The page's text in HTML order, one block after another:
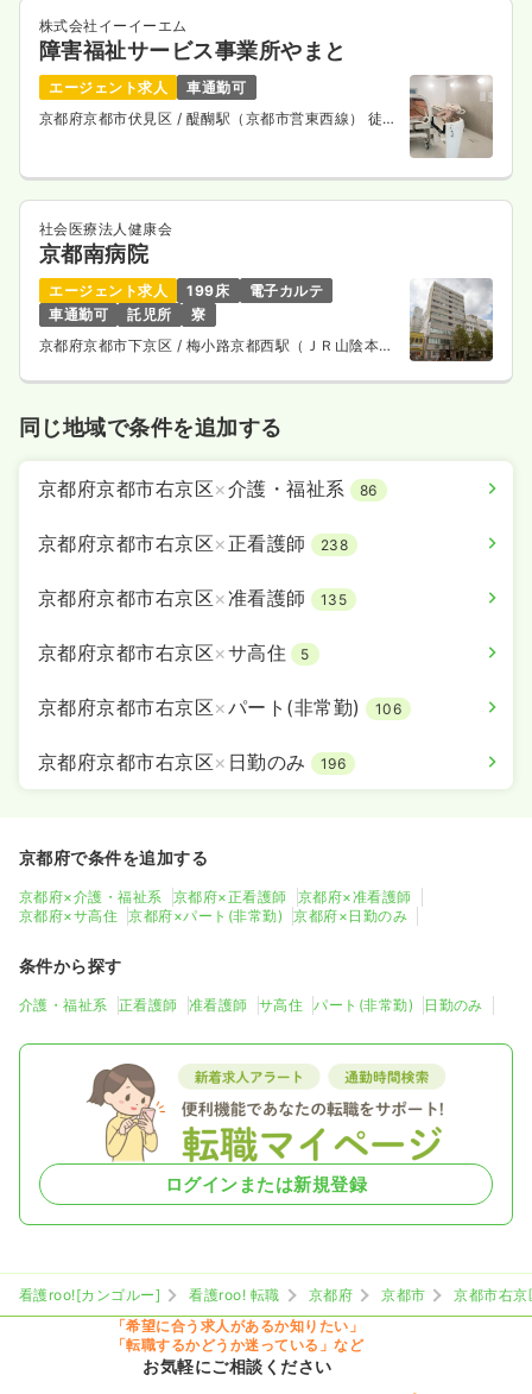
株式会社イーイーエム
障害福祉サービス事業所やまと
エージェント求人
車通勤可
京都府京都市伏見区 / 醍醐駅（京都市営東西線） 徒歩
社会医療法人健康会
京都南病院
エージェント求人 199床
電子カルテ
車通勤可
託児所
寮
京都府京都市下京区 / 梅小路京都西駅（ＪＲ山陰本
同じ地域で条件を追加する
京都府京都市右京区×介護・福祉系 86
京都府京都市右京区× 正看護師 238
京都府京都市右京区×准看護師 135
京都府京都市右京区×サ高住 5
京都府京都市右京区×パート(非常勤) 106
京都府京都市右京区× 日勤のみ 196
京都府で条件を追加する
京都府×介護・福祉系 京都府×正看護師
京都府×准看護師
京都府×サ高住
京都府×パート(非常勤) 京都府×日勤のみ
条件から探す
介護・福祉系 正看護師 准看護師 サ高住 パート(非常勤) 日勤のみ
ログインまたは新規登録
看護roo![カンゴルー] 看護roo! 転職 京都府 京都市
京都市右京
「希望に合う求人があるか知りたい」
「転職するかどうか迷っている」など
お気軽にご相談ください